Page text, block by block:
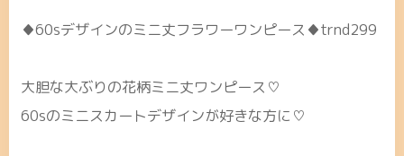
♦60sデザインのミニ丈フラワーワンピース♦trnd299
大胆な大ぶりの花柄ミニ丈ワンピース♡
60sのミニスカートデザインが好きな方に♡